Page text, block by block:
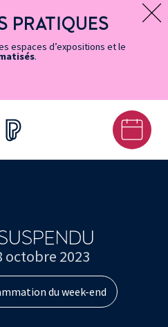
PRATIQUES
espaces d’expositions et le
.
octobre 2023
du week-end